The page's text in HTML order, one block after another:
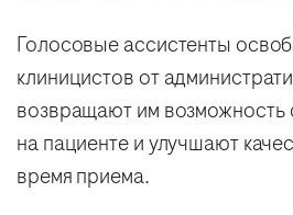
Голосовые ассистенты
клиницистов от
возвращают им возможность
на пациенте и улучшают
время приема.